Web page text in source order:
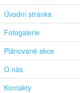
Úvodní stránka
Fotogalerie
Plánované akce
O nás
Kontakty